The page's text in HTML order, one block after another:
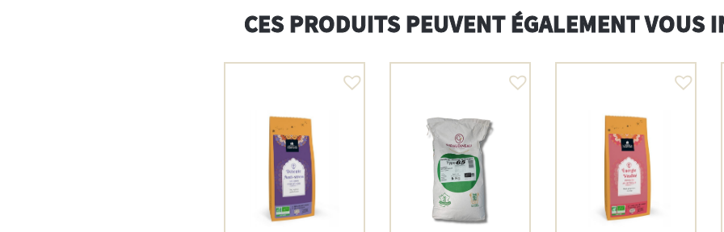
CES PRODUITS PEUVENT ÉGALEMENT VOUS